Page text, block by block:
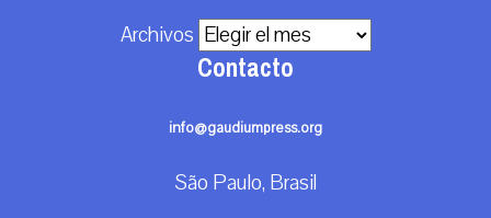
Archivos
Contacto
info@gaudiumpress.org
São Paulo, Brasil